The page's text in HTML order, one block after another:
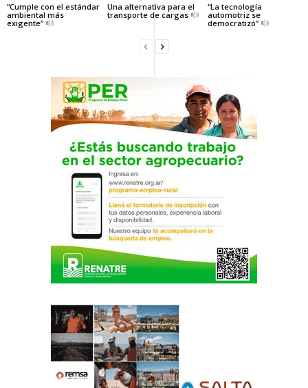
“Cumple con el estándar
ambiental más
exigente”
Una alternativa para el
transporte de cargas
“La tecnología
automotriz se
democratizó”